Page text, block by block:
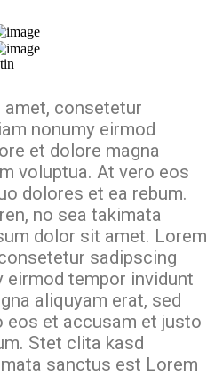
consetetur
nonumy eirmod
et dolore magna
voluptua. At vero eos
dolores et ea rebum.
no sea takimata
dolor sit amet. Lorem
sadipscing
eirmod tempor invidunt
aliquyam erat, sed
eos et accusam et justo
Stet clita kasd
sanctus est Lorem